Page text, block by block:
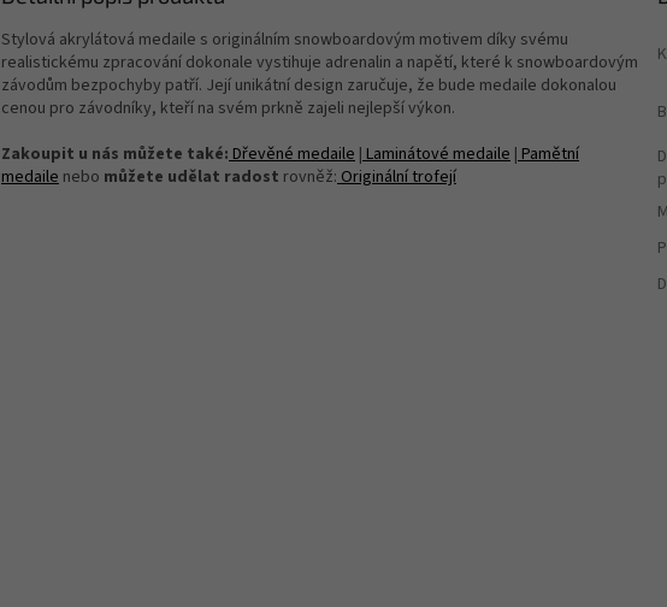
Stylová akrylátová medaile s originálním snowboardovým motivem díky svému
realistickému zpracování dokonale vystihuje adrenalin a napětí, které k snowboardovým
závodům bezpochyby patří. Její unikátní design zaručuje, že bude medaile dokonalou
cenou pro závodníky, kteří na svém prkně zajeli nejlepší výkon.
Zakoupit u nás můžete také: Dřevěné medaile | Laminátové medaile | Pamětní
medaile nebo můžete udělat radost rovněž: Originální trofejí